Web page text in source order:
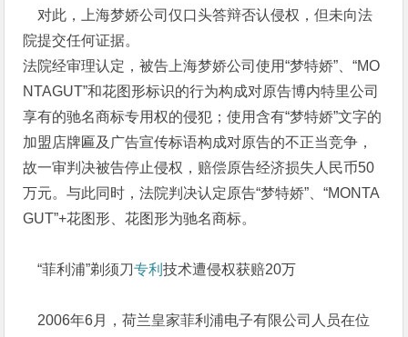
对此，上海梦娇公司仅口头答辩否认侵权，但未向法
院提交任何证据。
法院经审理认定，被告上海梦娇公司使用“梦特娇”、“MO
NTAGUT”和花图形标识的行为构成对原告博内特里公司
享有的驰名商标专用权的侵犯；使用含有“梦特娇”文字的
加盟店牌匾及广告宣传标语构成对原告的不正当竞争，
故一审判决被告停止侵权，赔偿原告经济损失人民币50
万元。与此同时，法院判决认定原告“梦特娇”、“MONTA
GUT”+花图形、花图形为驰名商标。
“菲利浦”剃须刀专利技术遭侵权获赔20万
2006年6月，荷兰皇家菲利浦电子有限公司人员在位